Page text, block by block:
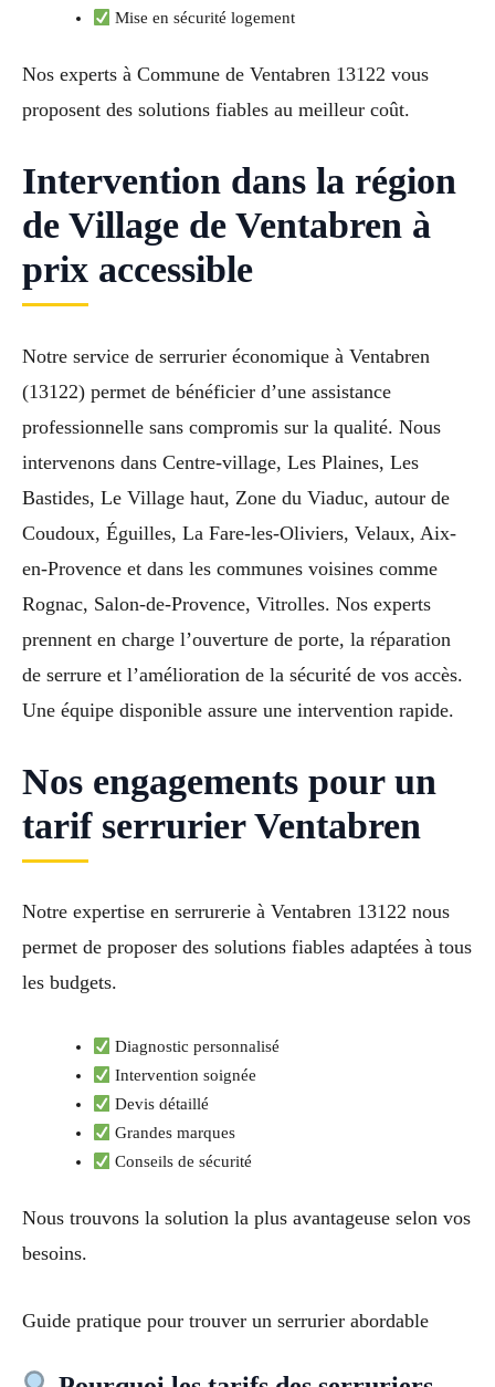
Mise en sécurité logement
Nos experts à Commune de Ventabren 13122 vous
proposent des solutions fiables au meilleur coût.
Intervention dans la région
de Village de Ventabren à
prix accessible
Notre service de serrurier économique à Ventabren
(13122) permet de bénéficier d’une assistance
professionnelle sans compromis sur la qualité. Nous
intervenons dans Centre-village, Les Plaines, Les
Bastides, Le Village haut, Zone du Viaduc, autour de
Coudoux, Éguilles, La Fare-les-Oliviers, Velaux, Aix-
en-Provence et dans les communes voisines comme
Rognac, Salon-de-Provence, Vitrolles. Nos experts
prennent en charge l’ouverture de porte, la réparation
de serrure et l’amélioration de la sécurité de vos accès.
Une équipe disponible assure une intervention rapide.
Nos engagements pour un
tarif serrurier Ventabren
Notre expertise en serrurerie à Ventabren 13122 nous
permet de proposer des solutions fiables adaptées à tous
les budgets.
Diagnostic personnalisé
Intervention soignée
Devis détaillé
Grandes marques
Conseils de sécurité
Nous trouvons la solution la plus avantageuse selon vos
besoins.
Guide pratique pour trouver un serrurier abordable